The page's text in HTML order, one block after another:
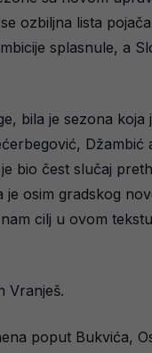
ozbiljna lista
splasnule, a
bila je sezona
Džambić
bio čest slučaj
osim gradskog
cilj u ovom
Vranješ.
poput Bukvića,